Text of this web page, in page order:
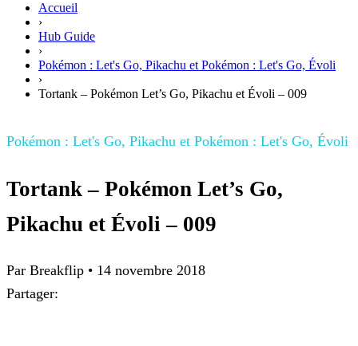
Accueil
›
Hub Guide
›
Pokémon : Let's Go, Pikachu et Pokémon : Let's Go, Évoli
›
Tortank – Pokémon Let’s Go, Pikachu et Évoli – 009
Pokémon : Let's Go, Pikachu et Pokémon : Let's Go, Évoli
Tortank – Pokémon Let’s Go,
Pikachu et Évoli – 009
Par Breakflip • 14 novembre 2018
Partager: